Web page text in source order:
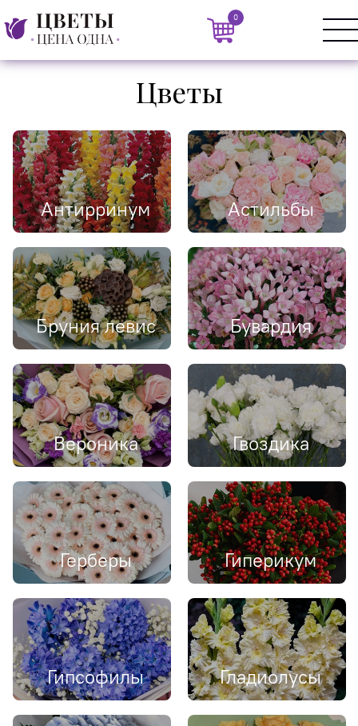
0
Цветы
Антирринум Астильбы
Бруния левис Бувардия
Вероника Гвоздика
Герберы Гиперикум
Гипсофилы Гладиолусы